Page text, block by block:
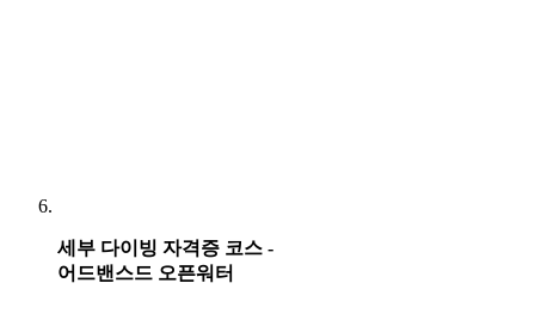
세부 다이빙 자격증 코스 -
어드밴스드 오픈워터